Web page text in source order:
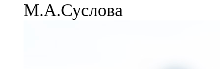
М.А.Суслова